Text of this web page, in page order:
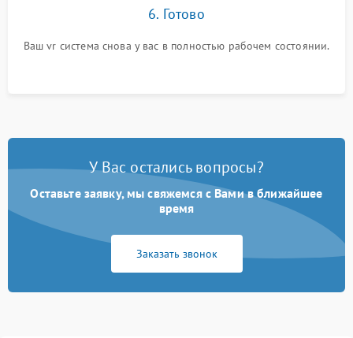
6. Готово
Ваш vr система снова у вас в полностью рабочем состоянии.
У Вас остались вопросы?
Оставьте заявку, мы свяжемся с Вами в ближайшее
время
Заказать звонок